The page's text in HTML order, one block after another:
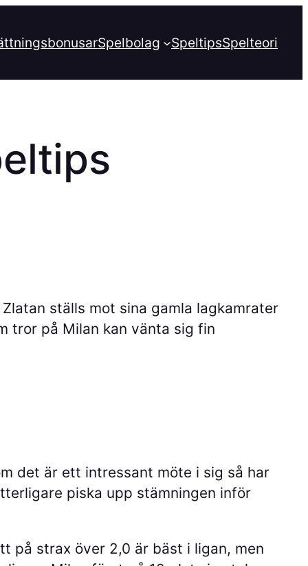
Spelbolag SpeltipsSpelteori
ställs mot sina gamla lagkamrater
tror på Milan kan vänta sig fin
det är ett intressant möte i sig så har
piska upp stämningen inför
på strax över 2,0 är bäst i ligan, men